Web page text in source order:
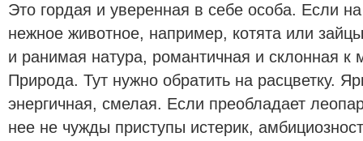
Это гордая и уверенная в себе особа. Если на
нежное животное, например, котята или
и ранимая натура, романтичная и склонная к
Природа. Тут нужно обратить на расцветку.
энергичная, смелая. Если преобладает
нее не чужды приступы истерик,